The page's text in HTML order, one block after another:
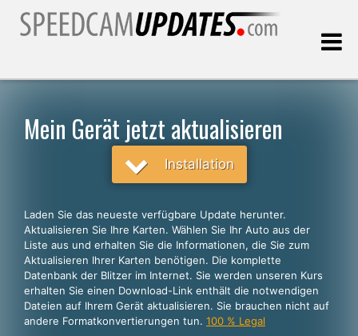
Deutsch
English
Español
Português
Mein Gerät jetzt aktualisieren
Installation
Laden Sie das neueste verfügbare Update herunter.
Aktualisieren Sie Ihre Karten. Wählen Sie Ihr Auto aus der
Liste aus und erhalten Sie die Informationen, die Sie zum
Aktualisieren Ihrer Karten benötigen. Die komplette
Datenbank der Blitzer im Internet. Sie werden unseren Kurs
erhalten Sie einen Download-Link enthält die notwendigen
Dateien auf Ihrem Gerät aktualisieren. Sie brauchen nicht auf
andere Formatkonvertierungen tun. 100 % Legal